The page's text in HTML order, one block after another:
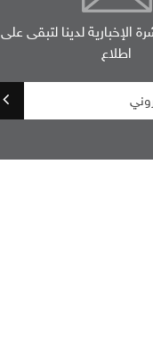
الإخبارية لدينا لتبقى على
اطلاع